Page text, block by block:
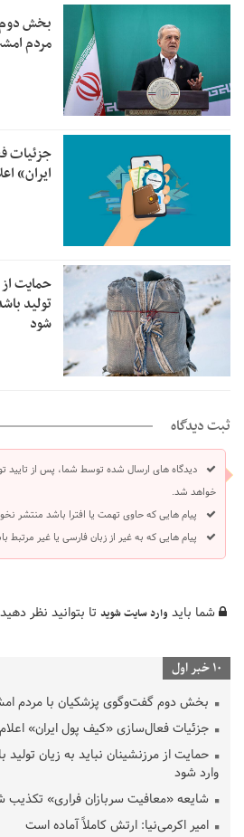
بخش دوم
مردم
جزئیات
ایران»
حمایت از
تولید
شود
ثبت دیدگاه
دیدگاه های ارسال شده توسط شما، پس از
خواهد شد.
پیام هایی که حاوی تهمت یا افترا باشد منتشر
پیام هایی که به غیر از زبان فارسی یا غیر
شما باید وارد سایت شوید تا بتوانید نظر
10 خبر اول
بخش دوم گفت‌وگوی پزشکیان با
جزئیات فعال‌سازی «کیف پول ایران»
حمایت از مرزنشینان نباید به زیان تولید
وارد شود
شایعه «معافیت سربازان فراری» تکذیب
امیر اکرمی‌نیا: ارتش کاملاً آماده است